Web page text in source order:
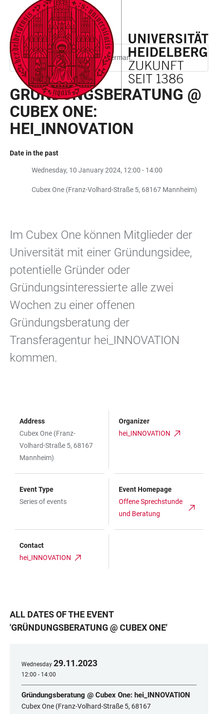
ACCESSIBILITY
LINKS
JUMP
TO
MAIN
CONTENT
OPEN
MAIN
NAVIGATION
OPEN
SEARCH
FORM
This page is only available in German.
GRÜNDUNGSBERATUNG @
CUBEX ONE:
HEI_INNOVATION
Date in the past
Wednesday, 10 January 2024, 12:00 - 14:00
Cubex One (Franz-Volhard-Straße 5, 68167 Mannheim)
Im Cubex One können Mitglieder der
Universität mit einer Gründungsidee,
potentielle Gründer oder
Gründungsinteressierte alle zwei
Wochen zu einer offenen
Gründungsberatung der
Transferagentur hei_INNOVATION
kommen.
Address
Cubex One (Franz-
Volhard-Straße 5, 68167
Mannheim)
Organizer
hei_INNOVATION
Event Type
Series of events
Event Homepage
Offene Sprechstunde
und Beratung
Contact
hei_INNOVATION
ALL DATES OF THE EVENT
'GRÜNDUNGSBERATUNG @ CUBEX ONE'
Wednesday 29.11.2023
12:00 - 14:00
Gründungsberatung @ Cubex One: hei_INNOVATION
Cubex One (Franz-Volhard-Straße 5, 68167